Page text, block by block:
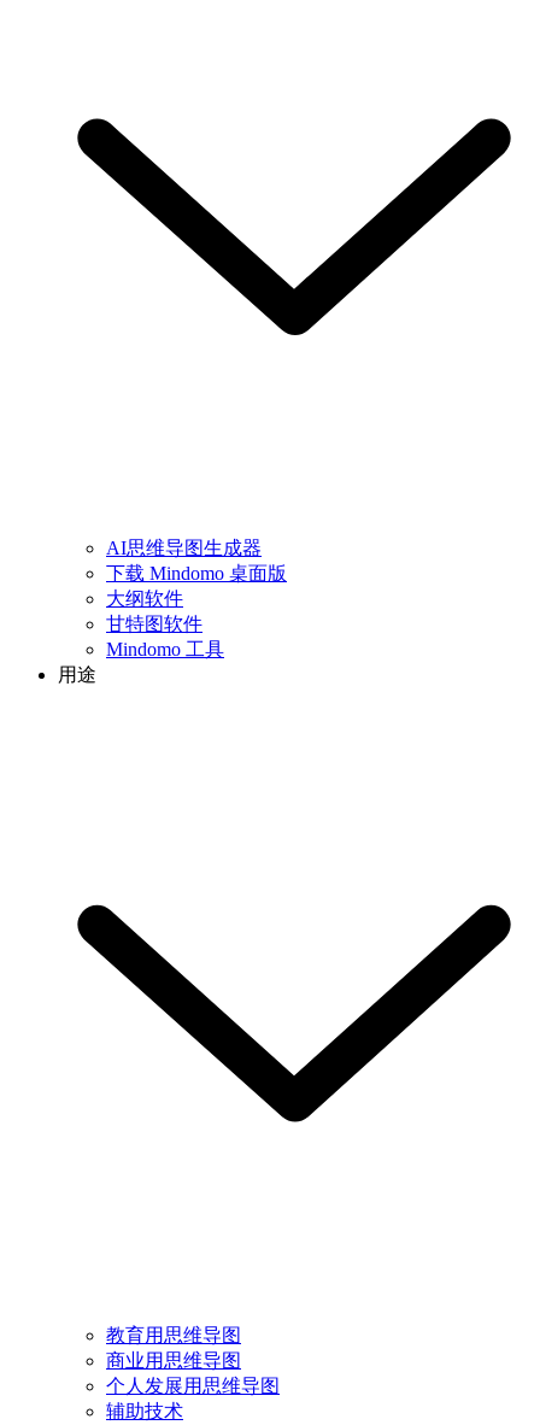
AI思维导图生成器
下载 Mindomo 桌面版
大纲软件
甘特图软件
Mindomo 工具
用途
教育用思维导图
商业用思维导图
个人发展用思维导图
辅助技术